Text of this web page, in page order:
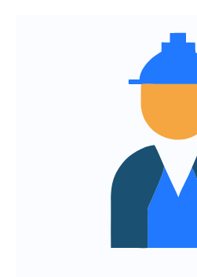
Упрощение
Приоритизация
Поддержка
основе